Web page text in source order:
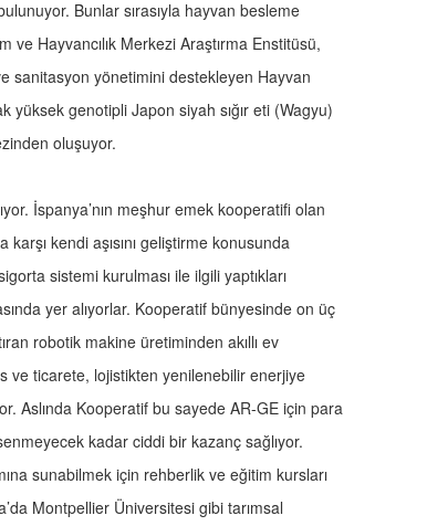
Bunlar sırasıyla hayvan besleme
Hayvancılık Merkezi Araştırma Enstitüsü,
sanitasyon yönetimini destekleyen Hayvan
yüksek genotipli Japon siyah sığır eti (Wagyu)
oluşuyor.
İspanya’nın meşhur emek kooperatifi olan
kendi aşısını geliştirme konusunda
sistemi kurulması ile ilgili yaptıkları
yer alıyorlar. Kooperatif bünyesinde on üç
robotik makine üretiminden akıllı ev
ve ticarete, lojistikten yenilenebilir enerjiye
Aslında Kooperatif bu sayede AR-GE için para
kadar ciddi bir kazanç sağlıyor.
sunabilmek için rehberlik ve eğitim kursları
Montpellier Üniversitesi gibi tarımsal